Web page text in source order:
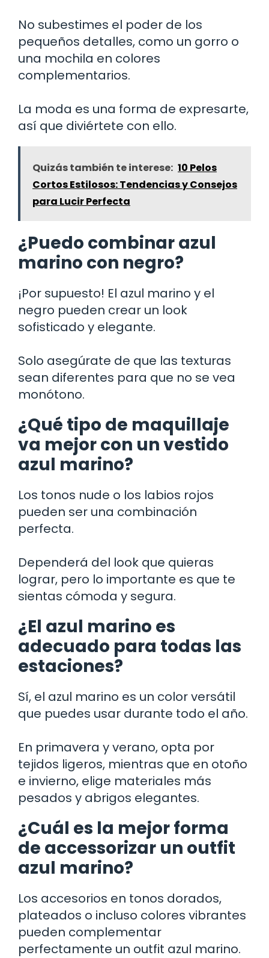
No subestimes el poder de los
pequeños detalles, como un gorro o
una mochila en colores
complementarios.
La moda es una forma de expresarte,
así que diviértete con ello.
Quizás también te interese: 10 Pelos
Cortos Estilosos: Tendencias y Consejos
para Lucir Perfecta
¿Puedo combinar azul
marino con negro?
¡Por supuesto! El azul marino y el
negro pueden crear un look
sofisticado y elegante.
Solo asegúrate de que las texturas
sean diferentes para que no se vea
monótono.
¿Qué tipo de maquillaje
va mejor con un vestido
azul marino?
Los tonos nude o los labios rojos
pueden ser una combinación
perfecta.
Dependerá del look que quieras
lograr, pero lo importante es que te
sientas cómoda y segura.
¿El azul marino es
adecuado para todas las
estaciones?
Sí, el azul marino es un color versátil
que puedes usar durante todo el año.
En primavera y verano, opta por
tejidos ligeros, mientras que en otoño
e invierno, elige materiales más
pesados y abrigos elegantes.
¿Cuál es la mejor forma
de accessorizar un outfit
azul marino?
Los accesorios en tonos dorados,
plateados o incluso colores vibrantes
pueden complementar
perfectamente un outfit azul marino.